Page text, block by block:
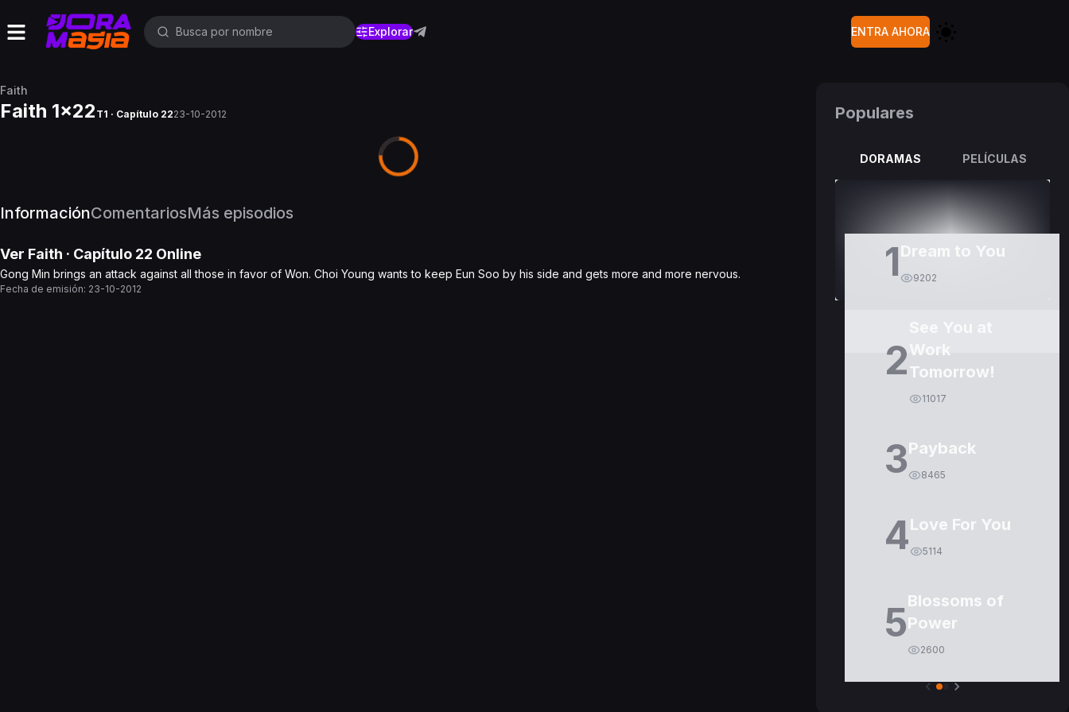
Explorar ENTRA AHORA
Faith
Faith 1x22 T1 · Capítulo 2223-10-2012
InformaciónComentariosMás episodios
Ver Faith · Capítulo 22 Online
Gong Min brings an attack against all those in favor of Won. Choi Young wants to keep Eun Soo by his side and gets more and more nervous.
Fecha de emisión: 23-10-2012
Populares
DORAMAS PELÍCULAS
1Dream to You
9202
2Work
Tomorrow!
11017
3Payback
8465
4Love For You
5114
5Blossoms of
Power
2600